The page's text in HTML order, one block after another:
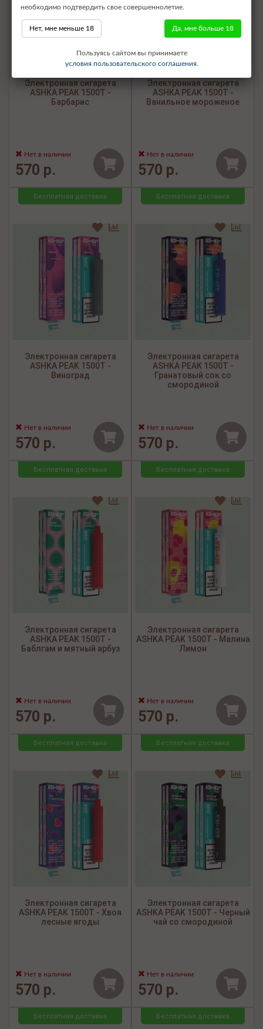
Электронная сигарета
ASHKA PEAK 1500Т -
Барбарис
Нет в наличии
570 р.
Электронная сигарета
ASHKA PEAK 1500Т -
Ванильное мороженое
Нет в наличии
570 р.
Бесплатная доставка
Электронная сигарета
ASHKA PEAK 1500Т -
Виноград
Нет в наличии
570 р.
Бесплатная доставка
Электронная сигарета
ASHKA PEAK 1500Т -
Гранатовый сок со
смородиной
Нет в наличии
570 р.
Бесплатная доставка
Электронная сигарета
ASHKA PEAK 1500Т -
Баблгам и мятный арбуз
Нет в наличии
570 р.
Бесплатная доставка
Электронная сигарета
ASHKA PEAK 1500Т - Малина
Лимон
Нет в наличии
570 р.
Бесплатная доставка
Электронная сигарета
ASHKA PEAK 1500Т - Хвоя
лесные ягоды
Нет в наличии
570 р.
Бесплатная доставка
Электронная сигарета
ASHKA PEAK 1500Т - Черный
чай со смородиной
Нет в наличии
570 р.
Бесплатная доставка Бесплатная доставка
необходимо подтвердить свое совершеннолетие.
Нет, мне меньше 18 Да, мне больше 18
Пользуясь сайтом вы принимаете
условия пользовательского соглашения.